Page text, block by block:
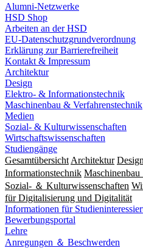
Alumni-Netzwerke
HSD Shop
Arbeiten an der HSD
EU-Datenschutzgrundverordnung
Erklärung zur Barrierefreiheit
Kontakt & Impressum
Architektur
Design
Elektro- & Informationstechnik
Maschinenbau & Verfahrenstechnik
Medien
Sozial- & Kulturwissenschaften
Wirtschaftswissenschaften
Studiengänge
Gesamtübersicht Architektur Design
Informationstechnik
Sozial- ＆ Kulturwissenschaften
für Digitalisierung und Digitalität
Informationen für
Bewerbungsportal
Lehre
Anregungen ＆ Beschwerden